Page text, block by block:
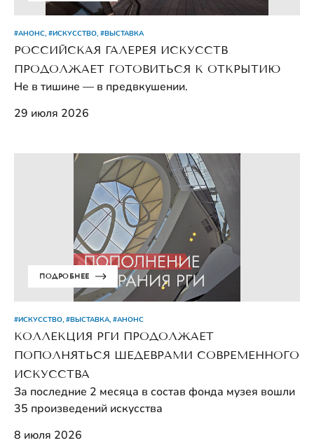
#АНОНС, #ИСКУССТВО, #ВЫСТАВКА
РОССИЙСКАЯ ГАЛЕРЕЯ ИСКУССТВ
ПРОДОЛЖАЕТ ГОТОВИТЬСЯ К ОТКРЫТИЮ
Не в тишине — в предвкушении.
29 июля 2026
ПОДРОБНЕЕ
#ИСКУССТВО, #ВЫСТАВКА, #АНОНС
КОЛЛЕКЦИЯ РГИ ПРОДОЛЖАЕТ
ПОПОЛНЯТЬСЯ ШЕДЕВРАМИ СОВРЕМЕННОГО
ИСКУССТВА
За последние 2 месяца в состав фонда музея вошли
35 произведений искусства
8 июля 2026